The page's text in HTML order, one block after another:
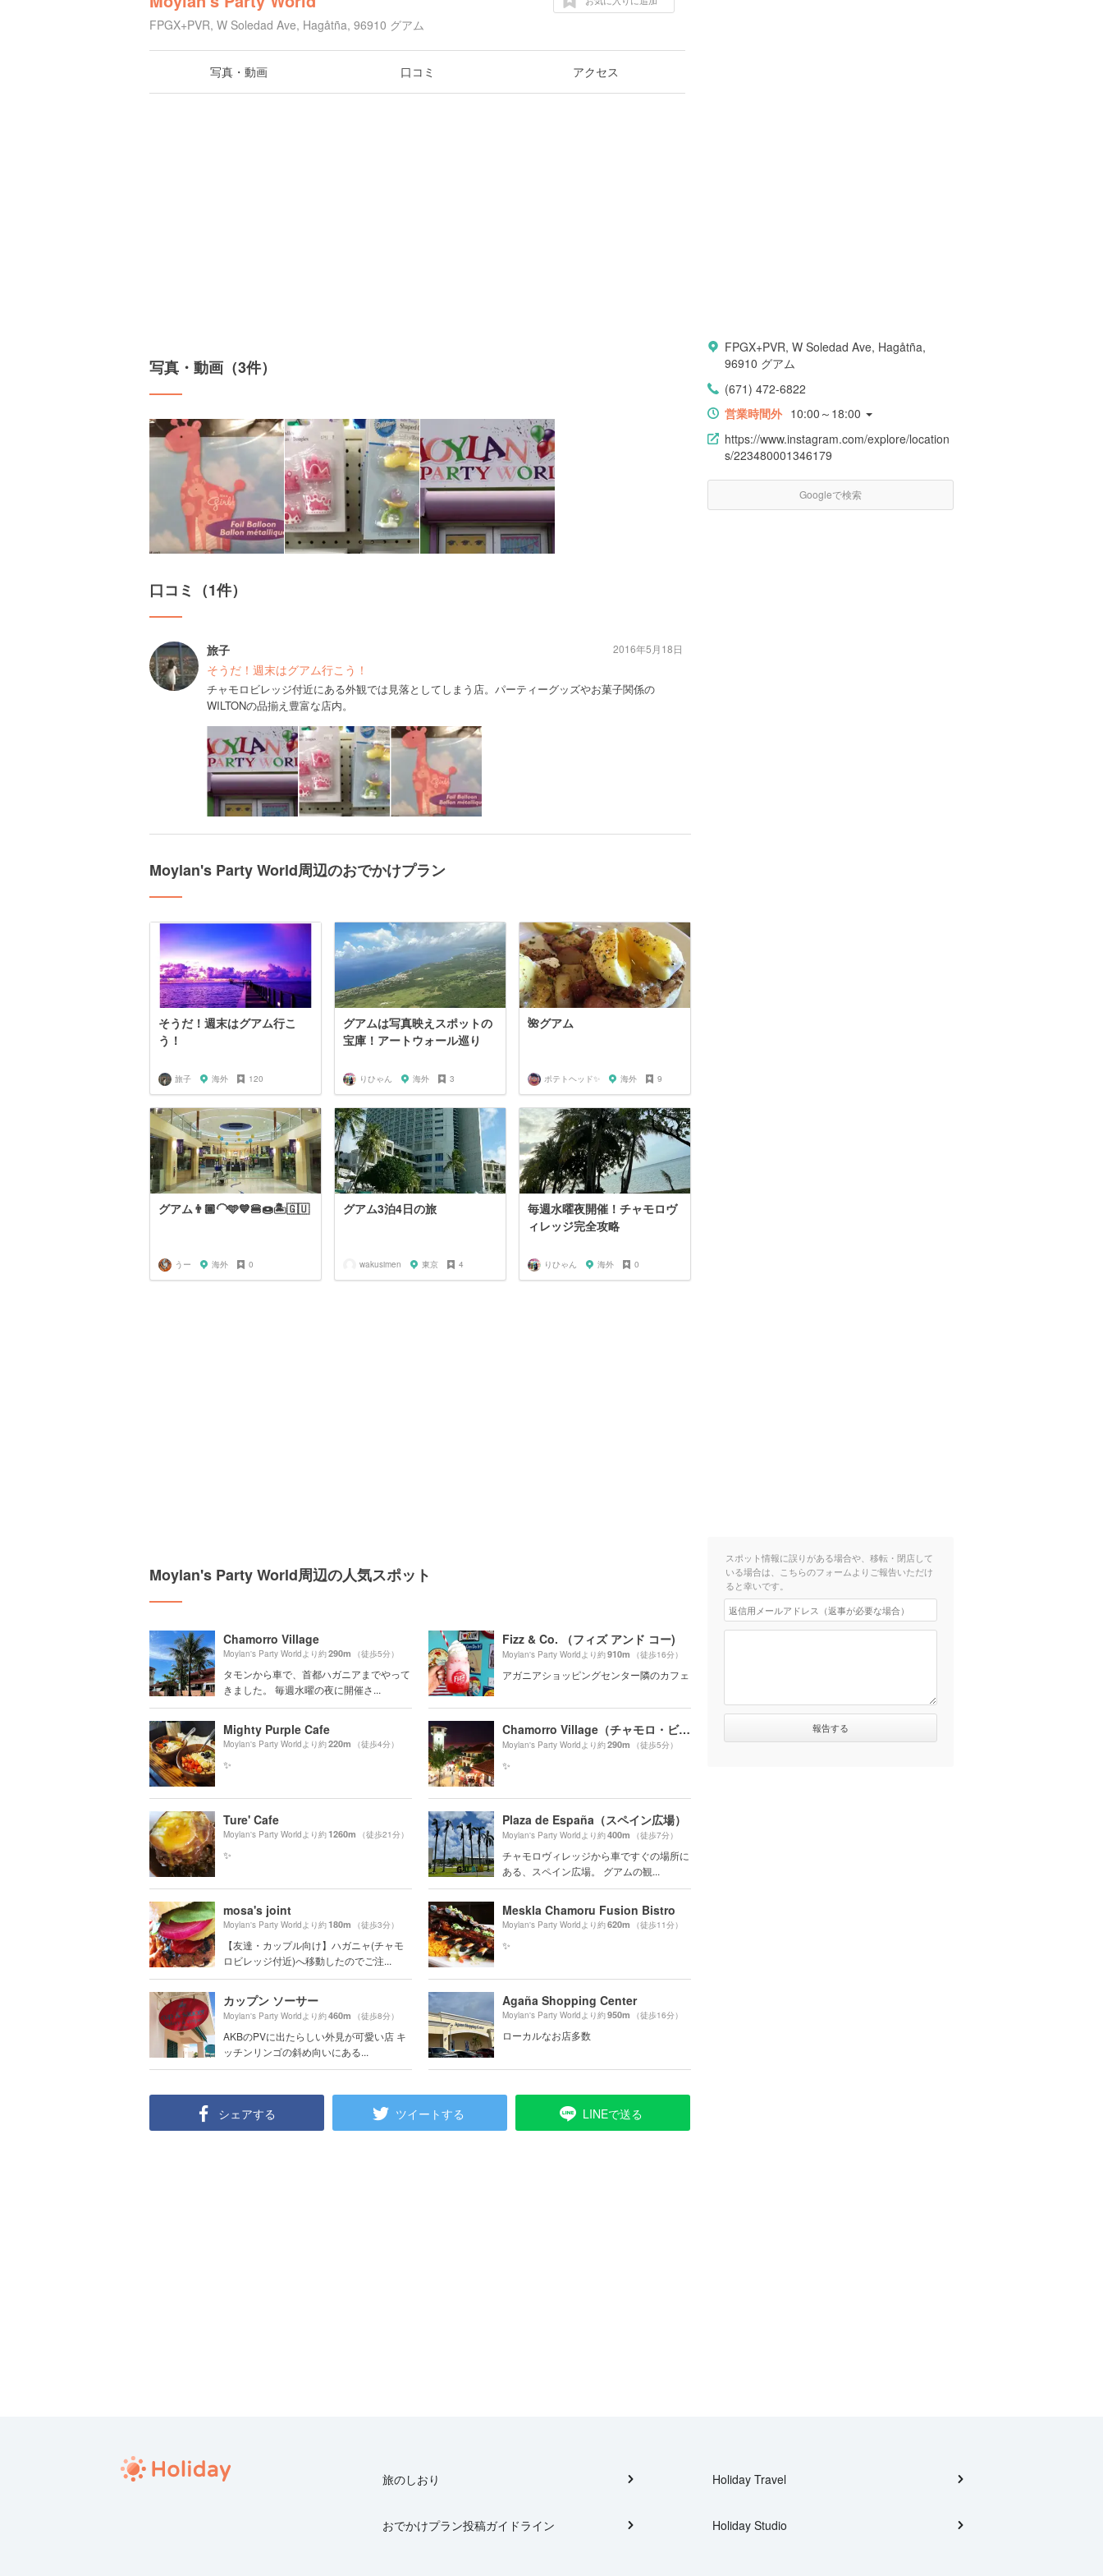
FPGX+PVR, W Soledad Ave, Hagåtña, 96910 グアム
写真・動画 口コミ アクセス
写真・動画（3件）
口コミ（1件）
旅子
そうだ！週末はグアム行こう！
チャモロビレッジ付近にある外観では見落としてしまう店。パーティーグッズやお菓子関係の
WILTONの品揃え豊富な店内。
2016年5月18日
Moylan's Party World周辺のおでかけプラン
そうだ！週末はグアム行こ
う！
旅子 海外 120
グアムは写真映えスポットの
宝庫！アートウォール巡り
りひゃん 海外 3
🌺グアム
ポテトヘッド✨ 海外 9
グアム👨🏾‍🦲🩵💙🍔🍩🏝️🇬🇺
うー 海外 0
グアム3泊4日の旅
wakusimen 東京 4
毎週水曜夜開催！チャモロヴ
ィレッジ完全攻略
りひゃん 海外 0
Moylan's Party World周辺の人気スポット
Chamorro Village
Moylan's Party Worldより約290m （徒歩5分）
タモンから車で、首都ハガニアまでやって
きました。 毎週水曜の夜に開催さ...
Fizz & Co. （フィズ アンド コー)
Moylan's Party Worldより約910m （徒歩16分）
アガニアショッピングセンター隣のカフェ
Mighty Purple Cafe
Moylan's Party Worldより約220m （徒歩4分）
✨
Chamorro Village（チャモロ・ビレッジ）
Moylan's Party Worldより約290m （徒歩5分）
✨
Ture' Cafe
Moylan's Party Worldより約1260m （徒歩21分）
✨
Plaza de España（スペイン広場）
Moylan's Party Worldより約400m （徒歩7分）
チャモロヴィレッジから車ですぐの場所に
ある、スペイン広場。 グアムの観...
mosa's joint
Moylan's Party Worldより約180m （徒歩3分）
【友達・カップル向け】ハガニャ(チャモ
ロビレッジ付近)へ移動したのでご注...
Meskla Chamoru Fusion Bistro
Moylan's Party Worldより約620m （徒歩11分）
✨
カップン ソーサー
Moylan's Party Worldより約460m （徒歩8分）
AKBのPVに出たらしい外見が可愛い店 キ
ッチンリンゴの斜め向いにある...
Agaña Shopping Center
Moylan's Party Worldより約950m （徒歩16分）
ローカルなお店多数
シェアする ツイートする LINEで送る
FPGX+PVR, W Soledad Ave, Hagåtña,
96910 グアム
(671) 472-6822
営業時間外 10:00～18:00
https://www.instagram.com/explore/location
s/223480001346179
Googleで検索
スポット情報に誤りがある場合や、移転・閉店して
いる場合は、こちらのフォームよりご報告いただけ
ると幸いです。
旅のしおり
おでかけプラン投稿ガイドライン
Holiday Travel
Holiday Studio